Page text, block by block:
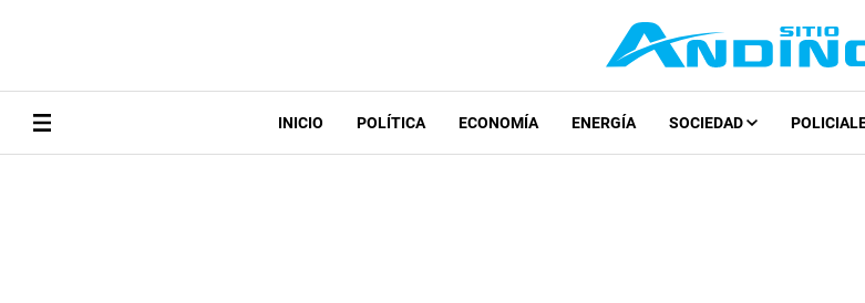
INICIO POLÍTICA ECONOMÍA ENERGÍA SOCIEDAD